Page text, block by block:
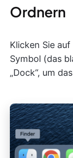
Ordnern
Klicken Sie
Symbol (das
„Dock“, um